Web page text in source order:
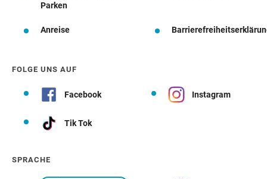
Parken
Anreise
FOLGE UNS AUF
Facebook Instagram
Tik Tok
SPRACHE